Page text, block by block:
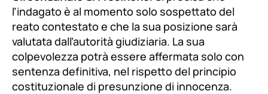
l’indagato è al momento solo sospettato del
reato contestato e che la sua posizione sarà
valutata dall’autorità giudiziaria. La sua
colpevolezza potrà essere affermata solo con
sentenza definitiva, nel rispetto del principio
costituzionale di presunzione di innocenza.